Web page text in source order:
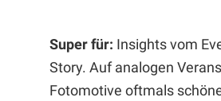
Super für: Insights vom
Story. Auf analogen
Fotomotive oftmals